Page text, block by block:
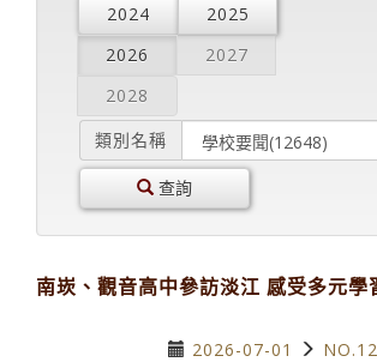
2024
2025
2026
2027
2028
類別名稱
查詢
南崁、觀音高中參訪淡江 感受多元學
2026-07-01